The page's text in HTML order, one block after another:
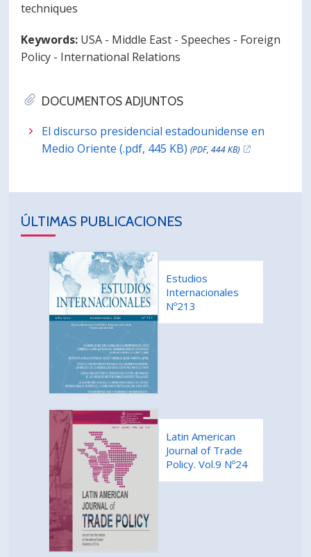
DOCUMENTOS ADJUNTOS
El discurso presidencial estadounidense en
Medio Oriente (.pdf, 445 KB)(PDF, 444 KB)
techniques
Keywords: USA - Middle East - Speeches - Foreign
Policy - International Relations
ÚLTIMAS PUBLICACIONES
Estudios
Internacionales
Nº213
Latin American
Journal of Trade
Policy. Vol.9 Nº24